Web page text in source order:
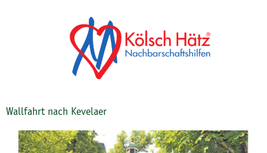
Wallfahrt nach Kevelaer